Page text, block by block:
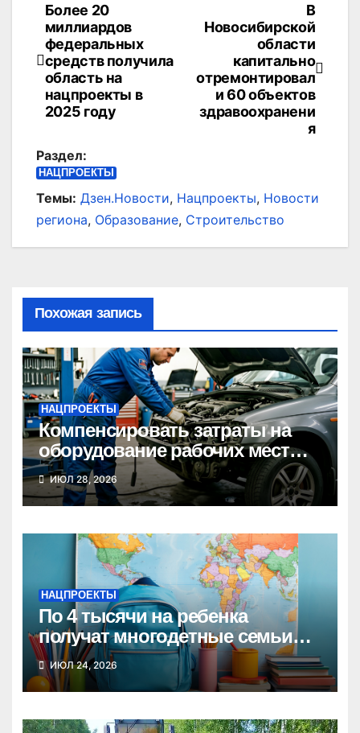
Навигация
по
записям
В
Новосибирской
области
капитально
отремонтировал
и 60 объектов
здравоохранени
я
Более 20
миллиардов
федеральных
средств получила
область на
нацпроекты в
2025 году
Раздел:
НАЦПРОЕКТЫ
Темы: Дзен.Новости, Нацпроекты, Новости
региона, Образование, Строительство
Похожая запись
НАЦПРОЕКТЫ
Компенсировать затраты на
оборудование рабочих мест
может новосибирский бизнес
ИЮЛ 28, 2026
НАЦПРОЕКТЫ
По 4 тысячи на ребенка
получат многодетные семьи
Новосибирской области к
школе
ИЮЛ 24, 2026